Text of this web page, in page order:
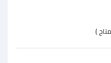
متاح )